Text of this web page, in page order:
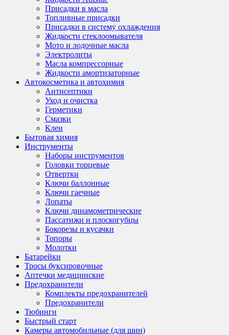
Присадки в масла
Топливные присадки
Присадки в систему охлаждения
Жидкости стеклоомывателя
Мото и лодочные масла
Электролиты
Масла компрессорные
Жидкости амортизаторные
Автокосметика и автохимия
Антисептики
Уход и очистка
Герметики
Смазки
Клеи
Бытовая химия
Инструменты
Наборы инструментов
Головки торцевые
Отвертки
Ключи баллонные
Ключи гаечные
Лопаты
Ключи динамометрические
Пассатижи и плоскогубцы
Бокорезы и кусачки
Топоры
Молотки
Батарейки
Тросы буксировочные
Аптечки медицинские
Предохранители
Комплекты предохранителей
Предохранители
Тюбинги
Быстрый старт
Камеры автомобильные (для шин)